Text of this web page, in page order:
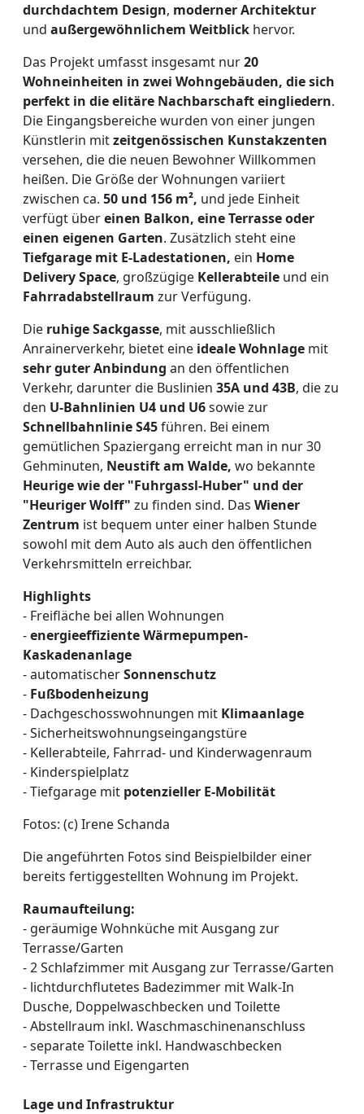
durchdachtem Design, moderner Architektur
und außergewöhnlichem Weitblick hervor.
Das Projekt umfasst insgesamt nur20
Wohneinheiten in zwei Wohngebäuden, die sich
perfekt in die elitäre Nachbarschaft eingliedern.
Die Eingangsbereiche wurden von einer jungen
Künstlerin mitzeitgenössischen Kunstakzenten
versehen, die die neuen Bewohner Willkommen
heißen. Die Größe der Wohnungen variiert
zwischen ca. 50 und 156 m², und jede Einheit
verfügt übereinen Balkon, eine Terrasse oder
einen eigenen Garten. Zusätzlich steht eine
Tiefgarage mit E-Ladestationen, ein Home
Delivery Space, großzügige Kellerabteile und ein
Fahrradabstellraum zur Verfügung.
Die ruhige Sackgasse, mit ausschließlich
Anrainerverkehr, bietet eine ideale Wohnlage mit
sehr guter Anbindung an den öffentlichen
Verkehr, darunter die Buslinien 35A und 43B, die zu
den U-Bahnlinien U4 und U6sowie zur
Schnellbahnlinie S45führen. Bei einem
gemütlichen Spaziergang erreicht man in nur 30
Gehminuten, Neustift am Walde, wo bekannte
Heurige wie der "Fuhrgassl-Huber" und der
"Heuriger Wolff" zu finden sind. Das Wiener
Zentrum ist bequem unter einer halben Stunde
sowohl mit dem Auto als auch den öffentlichen
Verkehrsmitteln erreichbar.
Highlights
- Freifläche bei allen Wohnungen
-energieeffiziente Wärmepumpen-
Kaskadenanlage
- automatischerSonnenschutz
- Fußbodenheizung
- Dachgeschosswohnungen mit Klimaanlage
- Sicherheitswohnungseingangstüre
- Kellerabteile, Fahrrad- und Kinderwagenraum
- Kinderspielplatz
- Tiefgarage mit potenzieller E-Mobilität
Fotos: (c) Irene Schanda
Die angeführten Fotos sind Beispielbilder einer
bereits fertiggestellten Wohnung im Projekt.
Raumaufteilung:
- geräumige Wohnküche mit Ausgang zur
Terrasse/Garten
- 2 Schlafzimmer mit Ausgang zur Terrasse/Garten
- lichtdurchflutetes Badezimmer mit Walk-In
Dusche, Doppelwaschbecken und Toilette
- Abstellraum inkl. Waschmaschinenanschluss
- separate Toilette inkl. Handwaschbecken
- Terrasse und Eigengarten
Lage und Infrastruktur